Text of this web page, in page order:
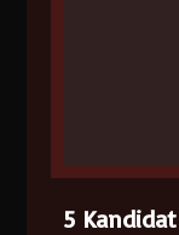
5